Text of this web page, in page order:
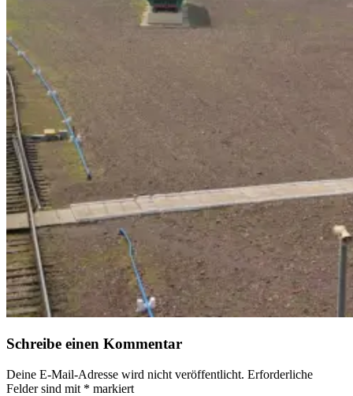
Schreibe einen Kommentar
Deine E-Mail-Adresse wird nicht veröffentlicht. Erforderliche
Felder sind mit * markiert